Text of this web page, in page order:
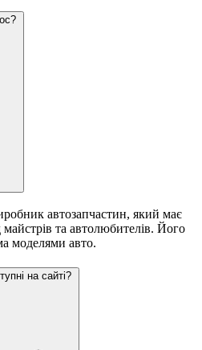
автозапчастин, який має
та автолюбителів. Його
моделями авто.
на сайті?